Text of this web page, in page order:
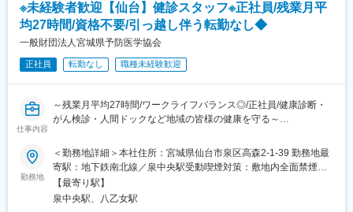
◎チームで支える安心感
医師・看護師と常に行動するため、一人で抱え込むことはありま
せん。
年間休日125日、残業は月平均10時間程度とプライベートも大切
にできます。
■当社について
私たちは「住み慣れた自宅で安心して暮らしたい」という患者さ
2011年の東日本大震災での医療支援活動をきっかけに設立され、
現在は東北・関東を中心に複数の在宅診療所を運営しています。
医療法人社団やまとが大切にしているのは、単に病気を診るだけ
ではなく、一人ひとりの人生や暮らしに寄り添う医療です。
（1）お客様へのカウンセリング
現在や将来の髪に対する不安や疑問を伺い、おひとりおひとりの
状態に有効な当社商品をプランニングしてご提案します。
（2）ヘアケアの実施
カウンセリングやシャンプーやマッサージ等の発毛・育毛ケア技
■入社後：
1週間：
・サロン業務の流れ等を学習
～数か月（目安：3か月）：
入社される方のほとんどが未経験からの就業です。丁寧に研修を
実施しますのでご安心して入社することが出来ます。
数か月（目安：3か月）～：
※未経験者歓迎【仙台】健診スタッフ※正社員/残業月平
均27時間/資格不要/引っ越し伴う転勤なし◆
一般財団法人宮城県予防医学協会
正社員 転勤なし 職種未経験歓迎
仕事内容
～残業月平均27時間/ワークライフバランス◎/正社員/健康診断・
がん検診・人間ドックなど地域の皆様の健康を守る～
＜各種健康診断・人間ドック・特定健診・特定保健指導を行う当
協会にて、巡回健診のスタッフ業務をお任せします＞
■職務内容について：
巡回健診の際に以下業務を担当いただきます。
勤務地
＜勤務地詳細＞本社住所：宮城県仙台市泉区高森2-1-39 勤務地最
寄駅：地下鉄南北線／泉中央駅受動喫煙対策：敷地内全面禁煙変
更の範囲：会社の定める事業所
【最寄り駅】
泉中央駅、八乙女駅